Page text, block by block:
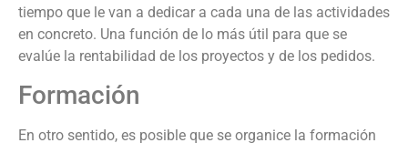
tiempo que le van a dedicar a cada una de las actividades
en concreto. Una función de lo más útil para que se
evalúe la rentabilidad de los proyectos y de los pedidos.
Formación
En otro sentido, es posible que se organice la formación